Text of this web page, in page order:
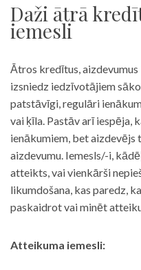
Daži ātrā
iemesli
Ātros kredītus,
izsniedz iedzīvotājiem
patstāvīgi, regulāri
vai ķīla. Pastāv arī iespēja,
ienākumiem, bet aizdevējs
aizdevumu. Iemesls/-i,
atteikts, vai vienkārši
likumdošana, kas paredz,
paskaidrot vai minēt
Atteikuma iemesli: